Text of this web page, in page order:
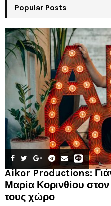
Popular Posts
Aikor Productions:
Μαρία Κορινθίου
τους χώρο